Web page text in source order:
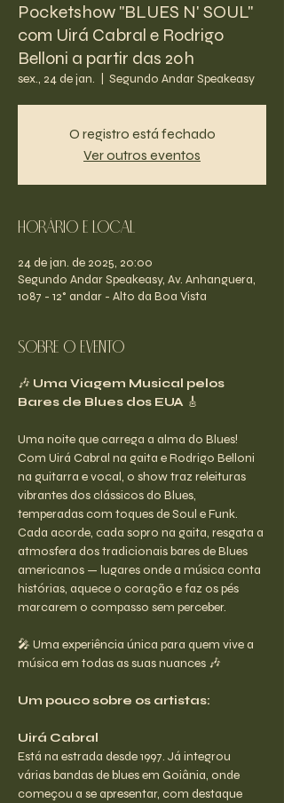
Pocketshow "BLUES N' SOUL"
com Uirá Cabral e Rodrigo
Belloni a partir das 20h
sex., 24 de jan. Segundo Andar Speakeasy
O registro está fechado
Ver outros eventos
Horário e Local
24 de jan. de 2025, 20:00
Segundo Andar Speakeasy, Av. Anhanguera,
1087 - 12° andar - Alto da Boa Vista
Sobre o evento
🎶 Uma Viagem Musical pelos
Bares de Blues dos EUA 🎸
Uma noite que carrega a alma do Blues!
Com Uirá Cabral na gaita e Rodrigo Belloni
na guitarra e vocal, o show traz releituras
vibrantes dos clássicos do Blues,
temperadas com toques de Soul e Funk.
Cada acorde, cada sopro na gaita, resgata a
atmosfera dos tradicionais bares de Blues
americanos — lugares onde a música conta
histórias, aquece o coração e faz os pés
marcarem o compasso sem perceber.
🎤 Uma experiência única para quem vive a
música em todas as suas nuances 🎶
Um pouco sobre os artistas:
Uirá Cabral
Está na estrada desde 1997. Já integrou
várias bandas de blues em Goiânia, onde
começou a se apresentar, com destaque